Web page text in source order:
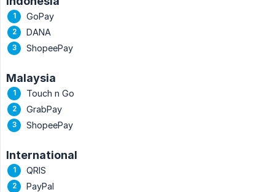
GoPay
DANA
ShopeePay
Malaysia
Touch n Go
GrabPay
ShopeePay
International
QRIS
PayPal